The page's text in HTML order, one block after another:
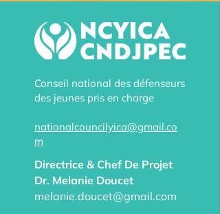
Conseil national des défenseurs
des jeunes pris en charge
nationalcouncilyica@gmail.co
m
Directrice & Chef De Projet
Dr. Melanie Doucet​
melanie.doucet@gmail.com